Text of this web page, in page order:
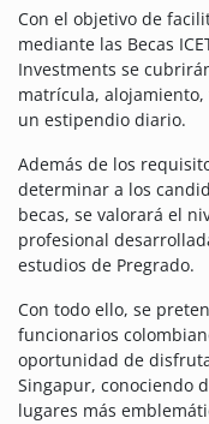
Con el objetivo de
mediante las Becas
Investments se
matrícula,
un estipendio diario.
Además de los
determinar a los
becas, se valorará el
profesional
estudios de Pregrado.
Con todo ello, se
funcionarios
oportunidad de
Singapur, conociendo
lugares más